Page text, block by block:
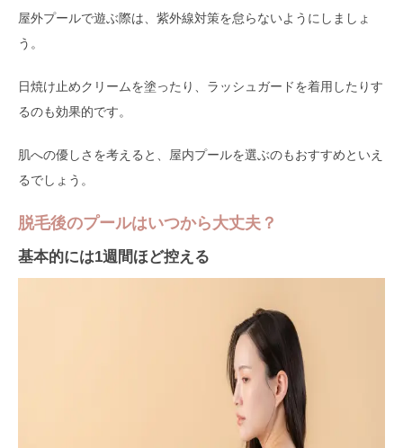
屋外プールで遊ぶ際は、紫外線対策を怠らないようにしましょ
う。
日焼け止めクリームを塗ったり、ラッシュガードを着用したりす
るのも効果的です。
肌への優しさを考えると、屋内プールを選ぶのもおすすめといえ
るでしょう。
脱毛後のプールはいつから大丈夫？
基本的には1週間ほど控える